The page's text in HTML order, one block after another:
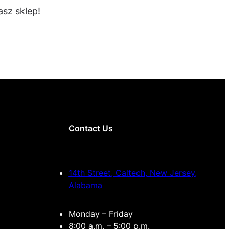
sklep!
Contact Us
14th Street, Caltech, New Jersey,
Alabama
Monday – Friday
8:00 a.m. – 5:00 p.m.